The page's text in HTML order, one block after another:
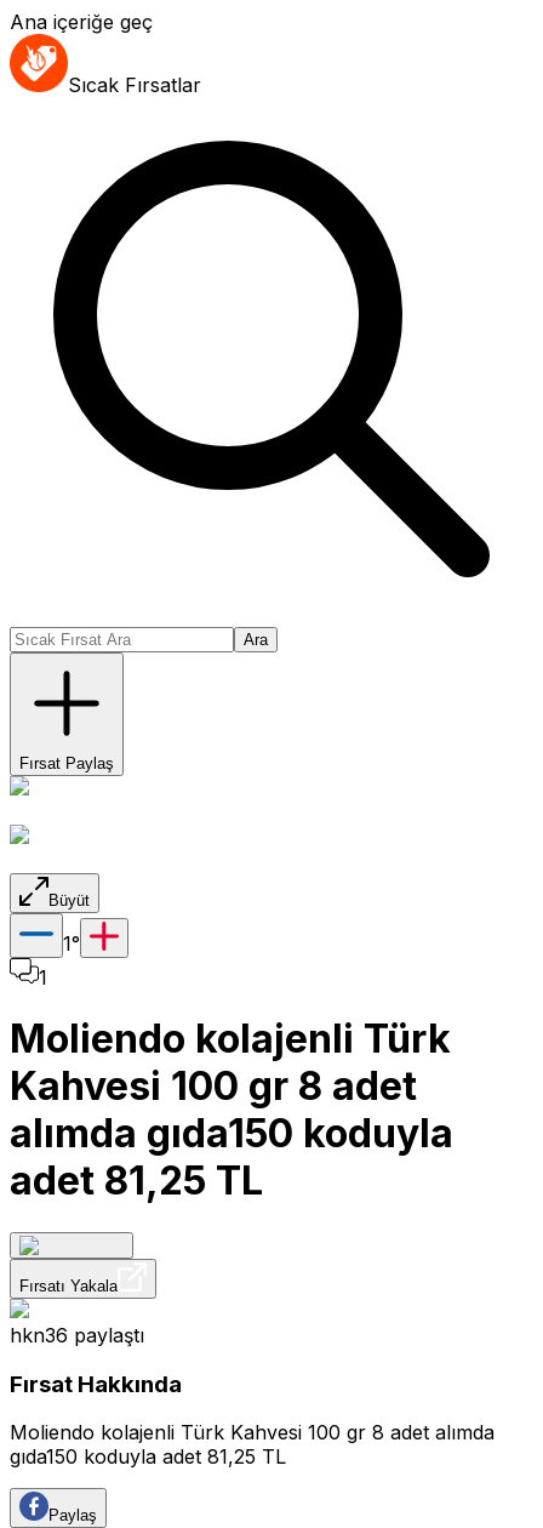
Ana içeriğe geç
Sıcak Fırsatlar
Ara
Fırsat Paylaş
Büyüt
1°
1
Moliendo kolajenli Türk
Kahvesi 100 gr 8 adet
alımda gıda150 koduyla
adet 81,25 TL
Fırsatı Yakala
hkn36 paylaştı
Fırsat Hakkında
Moliendo kolajenli Türk Kahvesi 100 gr 8 adet alımda
gıda150 koduyla adet 81,25 TL
Paylaş